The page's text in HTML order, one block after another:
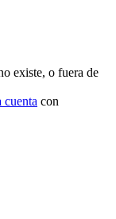
existe, o fuera de
cuenta con